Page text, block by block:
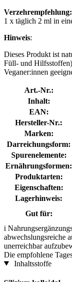
Verzehrempfehlung:
1 x täglich 2 ml in
Hinweis:
Dieses Produkt ist
Füll- und
Veganer:innen
Art.-Nr.:
Inhalt:
EAN:
Hersteller-Nr.:
Marken:
Darreichungsform:
Spurenelemente:
Ernährungsformen:
Produktarten:
Eigenschaften:
Lagerhinweis:
Gut für:
i
abwechslungsreiche
unerreichbar
Die empfohlene
Inhaltsstoffe